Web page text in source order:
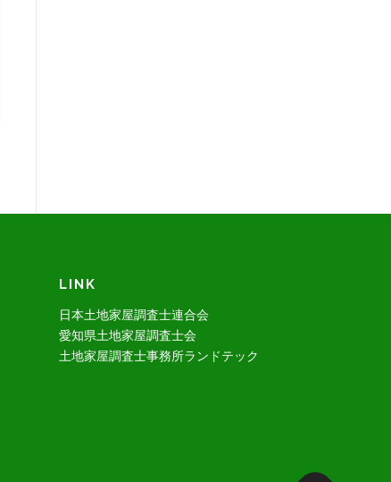
LINK
日本土地家屋調査士連合会
愛知県土地家屋調査士会
土地家屋調査士事務所ランドテック